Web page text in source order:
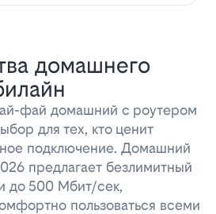
домашнего
фай домашний с роутером
для тех, кто ценит
подключение. Домашний
предлагает безлимитный
до 500 Мбит/сек,
пользоваться всеми